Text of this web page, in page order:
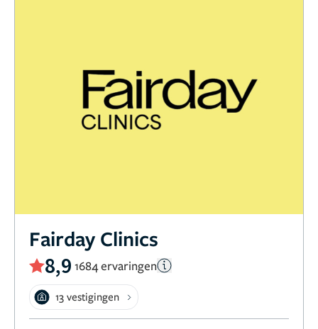
Fairday Clinics
8,9 1684 ervaringen
13 vestigingen